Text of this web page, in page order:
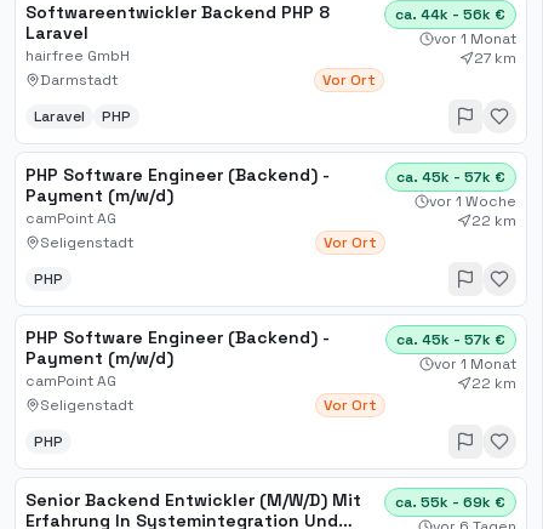
Softwareentwickler Backend PHP 8
Laravel
hairfree GmbH
Darmstadt
Vor Ort
ca. 44k - 56k €
vor 1 Monat
27 km
Laravel PHP
PHP Software Engineer (Backend) -
Payment (m/w/d)
camPoint AG
Seligenstadt
Vor Ort
ca. 45k - 57k €
vor 1 Woche
22 km
PHP
PHP Software Engineer (Backend) -
Payment (m/w/d)
camPoint AG
Seligenstadt
Vor Ort
ca. 45k - 57k €
vor 1 Monat
22 km
PHP
Senior Backend Entwickler (M/W/D) Mit
Erfahrung In Systemintegration Und
ca. 55k - 69k €